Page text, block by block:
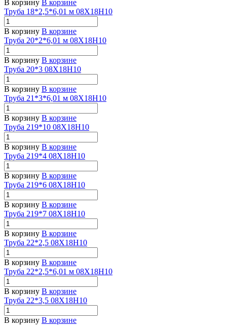
В корзину В корзине
Труба 18*2,5*6,01 м 08Х18Н10
В корзину В корзине
Труба 20*2*6,01 м 08Х18Н10
В корзину В корзине
Труба 20*3 08Х18Н10
В корзину В корзине
Труба 21*3*6,01 м 08Х18Н10
В корзину В корзине
Труба 219*10 08Х18Н10
В корзину В корзине
Труба 219*4 08Х18Н10
В корзину В корзине
Труба 219*6 08Х18Н10
В корзину В корзине
Труба 219*7 08Х18Н10
В корзину В корзине
Труба 22*2,5 08Х18Н10
В корзину В корзине
Труба 22*2,5*6,01 м 08Х18Н10
В корзину В корзине
Труба 22*3,5 08Х18Н10
В корзину В корзине